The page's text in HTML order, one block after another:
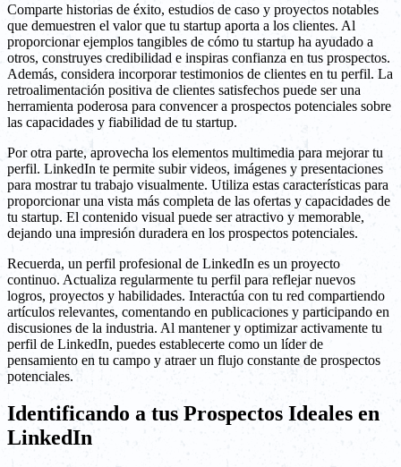
Comparte historias de éxito, estudios de caso y proyectos notables
que demuestren el valor que tu startup aporta a los clientes. Al
proporcionar ejemplos tangibles de cómo tu startup ha ayudado a
otros, construyes credibilidad e inspiras confianza en tus prospectos.
Además, considera incorporar testimonios de clientes en tu perfil. La
retroalimentación positiva de clientes satisfechos puede ser una
herramienta poderosa para convencer a prospectos potenciales sobre
las capacidades y fiabilidad de tu startup.
Por otra parte, aprovecha los elementos multimedia para mejorar tu
perfil. LinkedIn te permite subir videos, imágenes y presentaciones
para mostrar tu trabajo visualmente. Utiliza estas características para
proporcionar una vista más completa de las ofertas y capacidades de
tu startup. El contenido visual puede ser atractivo y memorable,
dejando una impresión duradera en los prospectos potenciales.
Recuerda, un perfil profesional de LinkedIn es un proyecto
continuo. Actualiza regularmente tu perfil para reflejar nuevos
logros, proyectos y habilidades. Interactúa con tu red compartiendo
artículos relevantes, comentando en publicaciones y participando en
discusiones de la industria. Al mantener y optimizar activamente tu
perfil de LinkedIn, puedes establecerte como un líder de
pensamiento en tu campo y atraer un flujo constante de prospectos
potenciales.
Identificando a tus Prospectos Ideales en
LinkedIn